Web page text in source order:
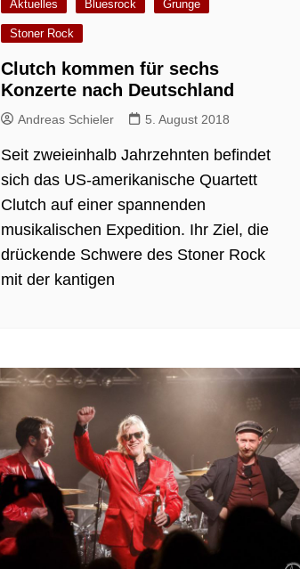
Aktuelles Bluesrock Grunge
Stoner Rock
Clutch kommen für sechs
Konzerte nach Deutschland
Andreas Schieler 5. August 2018
Seit zweieinhalb Jahrzehnten befindet
sich das US-amerikanische Quartett
Clutch auf einer spannenden
musikalischen Expedition. Ihr Ziel, die
drückende Schwere des Stoner Rock
mit der kantigen